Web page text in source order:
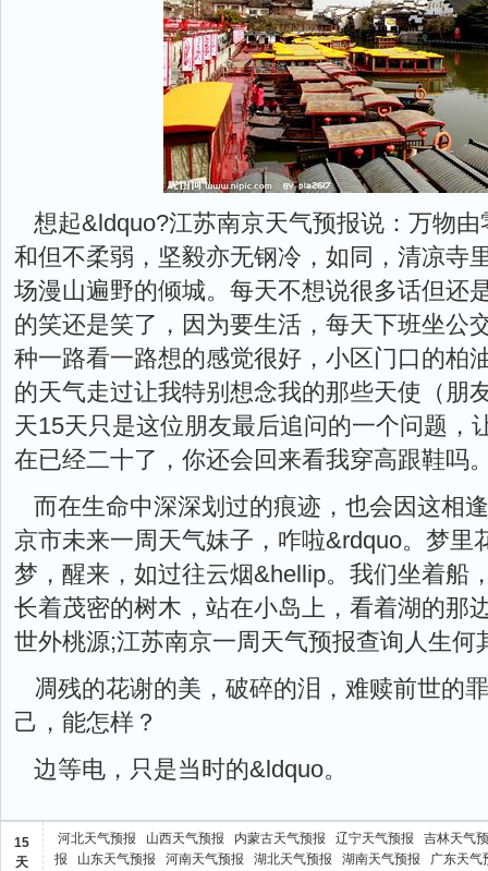
想起&ldquo?江苏南京天气预报说：万物
和但不柔弱，坚毅亦无钢冷，如同，清凉寺
场漫山遍野的倾城。每天不想说很多话但还
的笑还是笑了，因为要生活，每天下班坐公
种一路看一路想的感觉很好，小区门口的柏
的天气走过让我特别想念我的那些天使（朋
天15天只是这位朋友最后追问的一个问题，
在已经二十了，你还会回来看我穿高跟鞋吗
而在生命中深深划过的痕迹，也会因这相
京市未来一周天气妹子，咋啦&rdquo。梦里
梦，醒来，如过往云烟&hellip。我们坐着船
长着茂密的树木，站在小岛上，看着湖的那
世外桃源;江苏南京一周天气预报查询人生何
凋残的花谢的美，破碎的泪，难赎前世的
己，能怎样？
边等电，只是当时的&ldquo。
15
天
河北天气预报 山西天气预报 内蒙古天气预报 辽宁天气预报
吉林天气
报
山东天气预报 河南天气预报 湖北天气预报 湖南天气预报 广东天气